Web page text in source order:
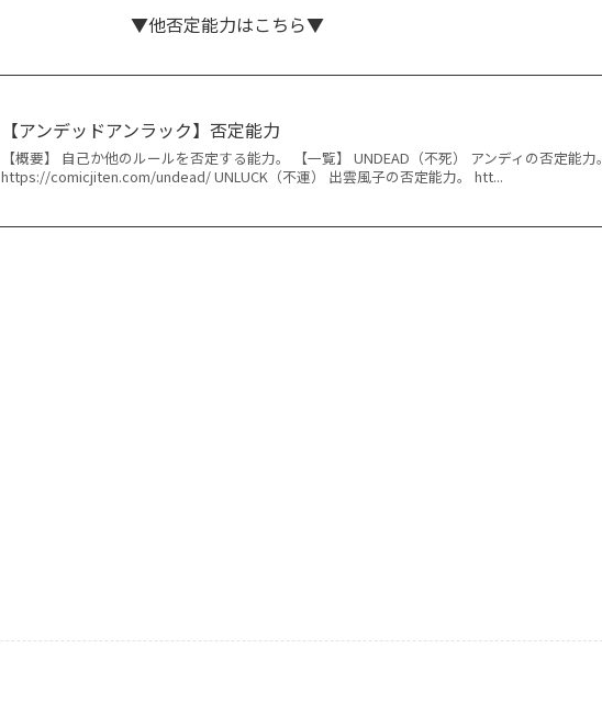
▼他否定能力はこちら▼
【アンデッドアンラック】否定能力
【概要】 自己か他のルールを否定する能力。 【一覧】 UNDEAD（不死） アンディの否定能力。
https://comicjiten.com/undead/ UNLUCK（不運） 出雲風子の否定能力。 htt...